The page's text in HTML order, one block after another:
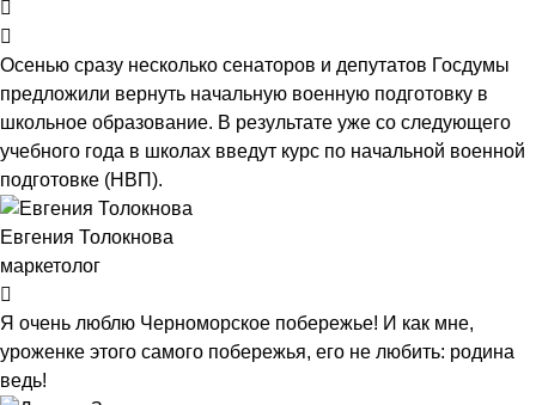
Осенью сразу несколько сенаторов и депутатов Госдумы
предложили вернуть начальную военную подготовку в
школьное образование. В результате уже со следующего
учебного года в школах введут курс по начальной военной
подготовке (НВП).
Евгения Толокнова
маркетолог
Я очень люблю Черноморское побережье! И как мне,
уроженке этого самого побережья, его не любить: родина
ведь!